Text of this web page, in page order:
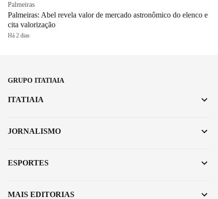
Palmeiras
Palmeiras: Abel revela valor de mercado astronômico do elenco e
cita valorização
Há 2 dias
GRUPO ITATIAIA
ITATIAIA
JORNALISMO
ESPORTES
MAIS EDITORIAS